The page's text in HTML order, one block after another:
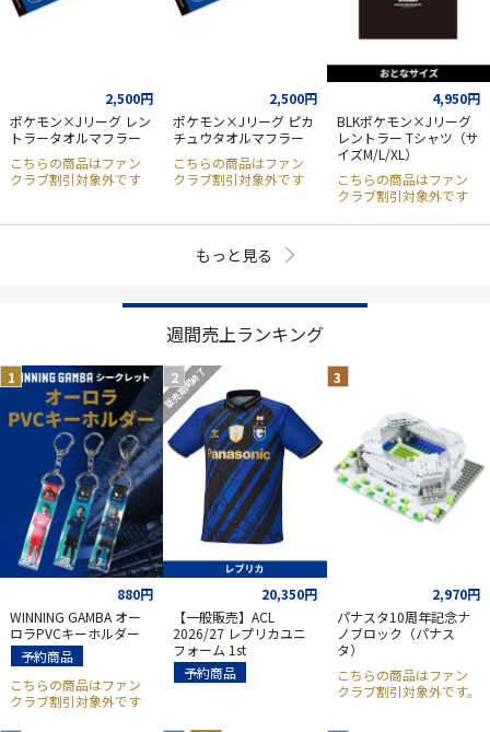
2,500円
ポケモン×Jリーグ レン
トラータオルマフラー
こちらの商品はファン
クラブ割引対象外です
2,500円
ポケモン×Jリーグ ピカ
チュウタオルマフラー
こちらの商品はファン
クラブ割引対象外です
4,950円
BLKポケモン×Jリーグ
レントラー Tシャツ（サ
イズM/L/XL）
こちらの商品はファン
クラブ割引対象外です
もっと見る
週間売上ランキング
880円
WINNING GAMBA オー
ロラPVCキーホルダー
予約商品
こちらの商品はファン
クラブ割引対象外です
販売期間終了
20,350円
【一般販売】ACL
2026/27 レプリカユニ
フォーム 1st
予約商品
2,970円
パナスタ10周年記念ナ
ノブロック（パナス
タ）
こちらの商品はファン
クラブ割引対象外です。